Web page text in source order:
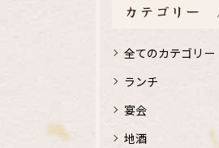
カテゴリー
全てのカテゴリー
ランチ
宴会
地酒